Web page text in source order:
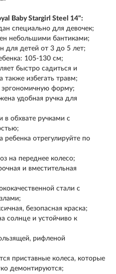
Baby Stargirl Steel 14":
специально для девочек;
небольшими бантиками;
для детей от 3 до 5 лет;
105-130 см;
быстро садиться и
также избегать травм;
эргономичную форму;
удобная ручка для
обхвате ручками с
отрегулируйте по
на переднее колесо;
и вместительная
стали с
безопасная краска;
солнце и устойчиво к
рифленой
приставные колеса, которые
демонтируются;